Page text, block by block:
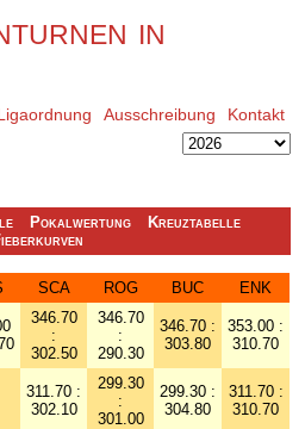
in
Ausschreibung Kontakt
Pokalwertung
Kreuztabelle
SCA ROG BUC ENK
346.70
:
302.50
346.70
:
290.30
346.70 :
303.80
353.00 :
310.70
311.70 :
302.10
299.30
:
301.00
299.30 :
304.80
311.70 :
310.70